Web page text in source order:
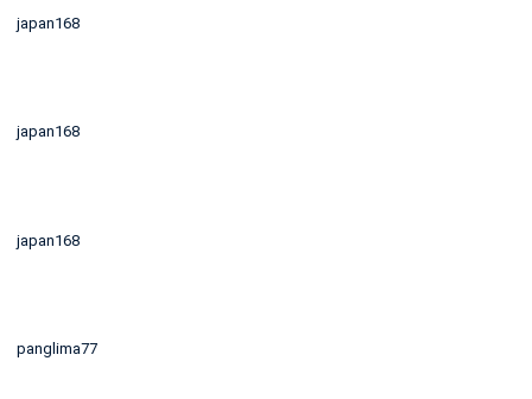
japan168
japan168
japan168
panglima77